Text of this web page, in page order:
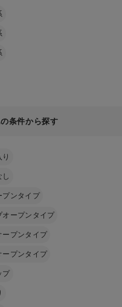
条件から探す
し
プンタイプ
オープンタイプ
ープンタイプ
ープンタイプ
プ